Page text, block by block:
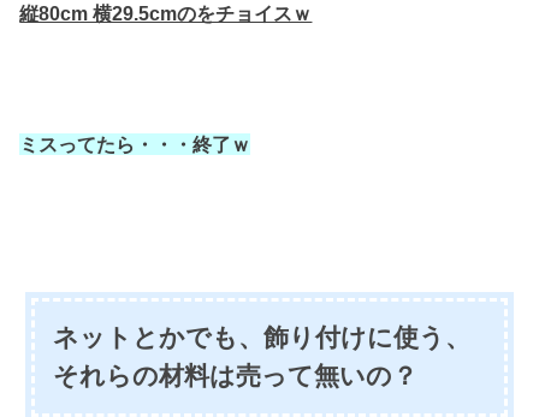
縦80cm 横29.5cmのをチョイスｗ
ミスってたら・・・終了ｗ
ネットとかでも、飾り付けに使う、
それらの材料は売って無いの？